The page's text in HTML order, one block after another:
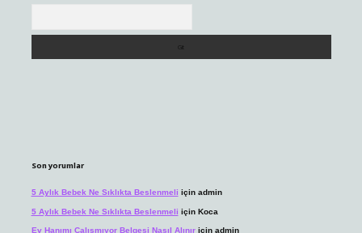
Son yorumlar
5 Aylık Bebek Ne Sıklıkta Beslenmeli için admin
5 Aylık Bebek Ne Sıklıkta Beslenmeli için Koca
Ev Hanımı Çalışmıyor Belgesi Nasıl Alınıriçin admin